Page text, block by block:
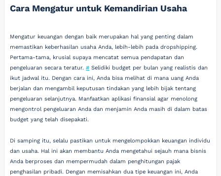
Cara Mengatur untuk Kemandirian Usaha
Mengatur keuangan dengan baik merupakan hal yang penting dalam
memastikan keberhasilan usaha Anda, lebih-lebih pada dropshipping.
Pertama-tama, krusial supaya mencatat semua pendapatan dan
pengeluaran secara teratur.# Selidiki budget per bulan yang realistis dan
ikut jadwal itu. Dengan cara ini, Anda bisa melihat di mana uang Anda
berjalan dan mengambil keputusan tindakan yang lebih bijak tentang
pengeluaran selanjutnya. Manfaatkan aplikasi finansial agar menolong
mengontrol pengeluaran Anda dan menjamin Anda masih di dalam batas
budget yang telah disepakati.
Di samping itu, selalu pastikan untuk mengelompokkan keuangan individu
dan usaha. Hal ini akan membantu Anda mengetahui sejauh mana bisnis
Anda berproses dan mempermudah dalam penghitungan pajak
penghasilan pribadi. Dengan memisahkan dua tipe keuangan ini, Anda